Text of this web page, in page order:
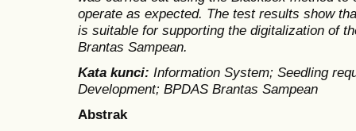
operate as expected. The test results show
is suitable for supporting the digitalization of
Brantas Sampean.
Kata kunci: Information System; Seedling
Development; BPDAS Brantas Sampean
Abstrak